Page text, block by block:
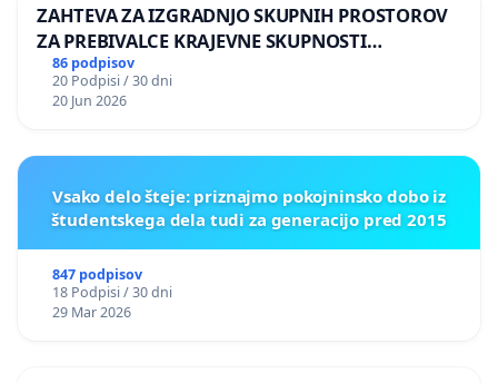
ZAHTEVA ZA IZGRADNJO SKUPNIH PROSTOROV
ZA PREBIVALCE KRAJEVNE SKUPNOSTI
PRESTRANEK
86 podpisov
20 Podpisi / 30 dni
20 Jun 2026
Vsako delo šteje: priznajmo pokojninsko dobo iz
študentskega dela tudi za generacijo pred 2015
847 podpisov
18 Podpisi / 30 dni
29 Mar 2026